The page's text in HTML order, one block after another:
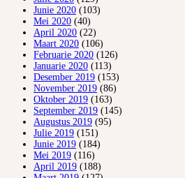
Junie 2020 (103)
Mei 2020 (40)
April 2020 (22)
Maart 2020 (106)
Februarie 2020 (126)
Januarie 2020 (113)
Desember 2019 (153)
November 2019 (86)
Oktober 2019 (163)
September 2019 (145)
Augustus 2019 (95)
Julie 2019 (151)
Junie 2019 (184)
Mei 2019 (116)
April 2019 (188)